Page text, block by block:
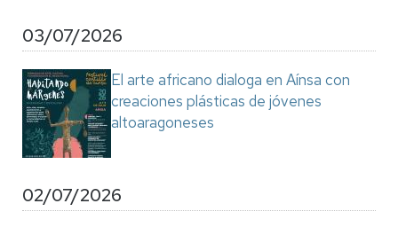
03/07/2026
El arte africano dialoga en Aínsa con
creaciones plásticas de jóvenes
altoaragoneses
02/07/2026